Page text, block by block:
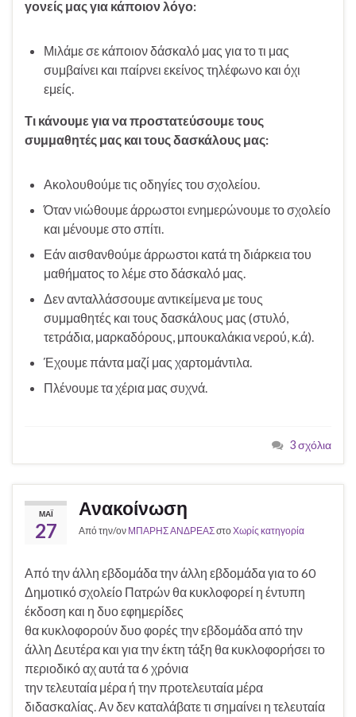
γονείς μας για κάποιον λόγο:
Μιλάμε σε κάποιον δάσκαλό μας για το τι μας
συμβαίνει και παίρνει εκείνος τηλέφωνο και όχι
εμείς.
Τι κάνουμε για να προστατεύσουμε τους
συμμαθητές μας και τους δασκάλους μας:
Ακολουθούμε τις οδηγίες του σχολείου.
Όταν νιώθουμε άρρωστοι ενημερώνουμε το σχολείο
και μένουμε στο σπίτι.
Εάν αισθανθούμε άρρωστοι κατά τη διάρκεια του
μαθήματος το λέμε στο δάσκαλό μας.
Δεν ανταλλάσσουμε αντικείμενα με τους
συμμαθητές και τους δασκάλους μας (στυλό,
τετράδια, μαρκαδόρους, μπουκαλάκια νερού, κ.ά).
Έχουμε πάντα μαζί μας χαρτομάντιλα.
Πλένουμε τα χέρια μας συχνά.
3 σχόλια
ΜΆΙ
27
Ανακοίνωση
Από την/ον ΜΠΑΡΗΣ ΑΝΔΡΕΑΣστοΧωρίς κατηγορία
Από την άλλη εβδομάδα την άλλη εβδομάδα για το 60
Δημοτικό σχολείο Πατρών θα κυκλοφορεί η έντυπη
έκδοση και η δυο εφημερίδες
θα κυκλοφορούν δυο φορές την εβδομάδα από την
άλλη Δευτέρα και για την έκτη τάξη θα κυκλοφορήσει το
περιοδικό αχ αυτά τα 6 χρόνια
την τελευταία μέρα ή την προτελευταία μέρα
διδασκαλίας. Αν δεν καταλάβατε τι σημαίνει η τελευταία